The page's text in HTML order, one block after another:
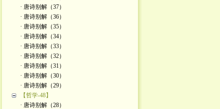
· 唐诗别解（37）
· 唐诗别解（36）
· 唐诗别解（35）
· 唐诗别解（34）
· 唐诗别解（33）
· 唐诗别解（32）
· 唐诗别解（31）
· 唐诗别解（30）
· 唐诗别解（29）
【哲学-48】
· 唐诗别解（28）